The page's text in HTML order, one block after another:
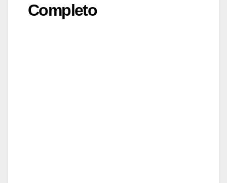
Completo